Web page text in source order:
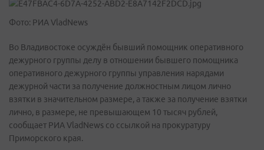
Фото: РИА VladNews
Во Владивостоке осуждён бывший помощник оперативного
дежурного группы делу в отношении бывшего помощника
оперативного дежурного группы управления нарядами
дежурной части за получение должностным лицом лично
взятки в значительном размере, а также за получение взятки
лично, в размере, не превышающем 10 тысяч рублей,
сообщает РИА VladNews со ссылкой на прокуратуру
Приморского края.